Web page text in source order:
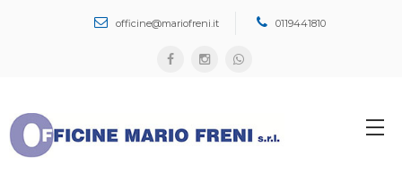
Cerca...
officine@mariofreni.it 0119441810